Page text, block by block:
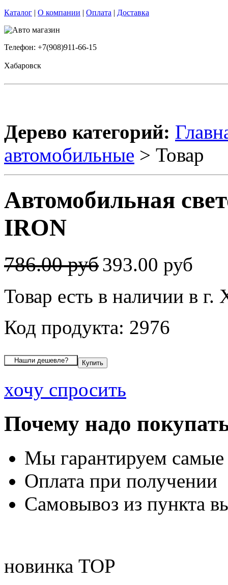
Каталог | О компании | Оплата | Доставка
Телефон: +7(908)911-66-15
Хабаровск
Дерево категорий:
автомобильные > Товар
Автомобильная
IRON
786.00 руб393.00 руб
Товар есть в наличии в г.
Код продукта: 2976
хочу спросить
Почему надо
Мы гарантируем
Оплата при получении
Самовывоз из пункта
новинка TOP